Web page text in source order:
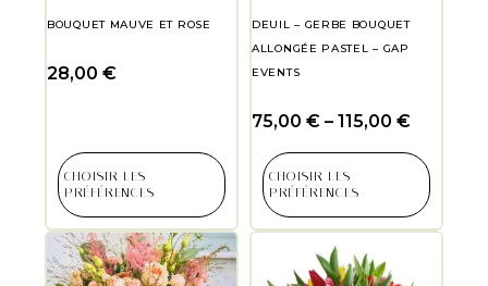
BOUQUET MAUVE ET ROSE
28,00 €
CHOISIR LES
PRÉFÉRENCES
DEUIL – GERBE BOUQUET
ALLONGÉE PASTEL – GAP
EVENTS
75,00 € – 115,00 €
CHOISIR LES
PRÉFÉRENCES